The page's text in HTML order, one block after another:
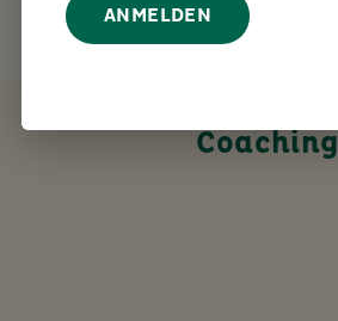
Coaching
ANMELDEN